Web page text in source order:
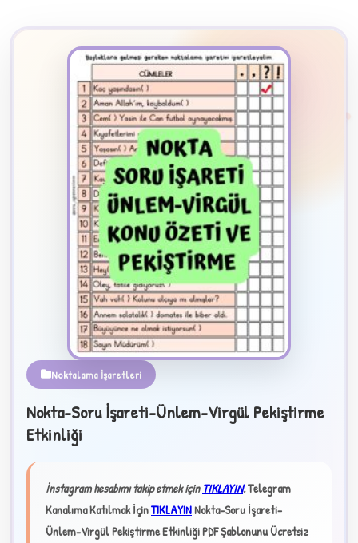
2
✦
Noktalama İşaretleri
Nokta-Soru İşareti-Ünlem-Virgül Pekiştirme
Etkinliği
İnstagram hesabımı takip etmek içinTIKLAYIN.Telegram
Kanalıma Katılmak İçinTIKLAYINNokta-Soru İşareti-
Ünlem-Virgül Pekiştirme Etkinliği PDF Şablonunu Ücretsiz
★